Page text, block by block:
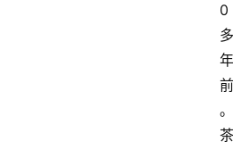
0
多
年
前
。
茶